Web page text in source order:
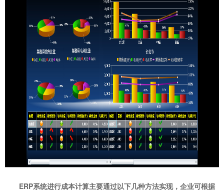
ERP系统进行成本计算主要通过以下几种方法实现，企业可根据